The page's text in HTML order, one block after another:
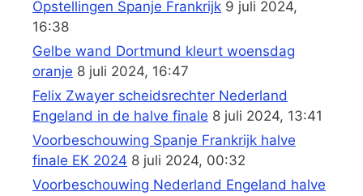
Opstellingen Spanje Frankrijk 9 juli 2024,
16:38
Gelbe wand Dortmund kleurt woensdag
oranje 8 juli 2024, 16:47
Felix Zwayer scheidsrechter Nederland
Engeland in de halve finale 8 juli 2024, 13:41
Voorbeschouwing Spanje Frankrijk halve
finale EK 2024 8 juli 2024, 00:32
Voorbeschouwing Nederland Engeland halve